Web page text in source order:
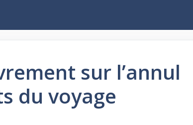
sur l’annul
du voyage